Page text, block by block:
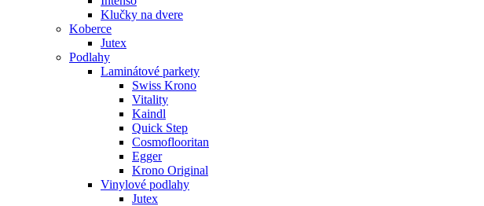
Klučky na dvere
Koberce
Jutex
Podlahy
Laminátové parkety
Swiss Krono
Vitality
Kaindl
Quick Step
Cosmoflooritan
Egger
Krono Original
Vinylové podlahy
Jutex